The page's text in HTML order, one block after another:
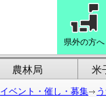
県外の方へ
農林局 米
イベント・催し・募集